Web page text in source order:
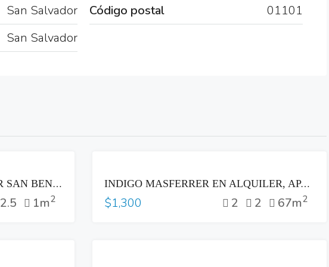
San Salvador
San Salvador
Código postal
01101
APARTAMENTO EN ALQUILER SAN BENITO TORRE ALISIOS SAN SALVADOR
2.5 1m2
INDIGO MASFERRER EN ALQUILER, APARTAMENTO DE 2 HABITACIONES A ESTRENAR
$1,300 2 2 67m2